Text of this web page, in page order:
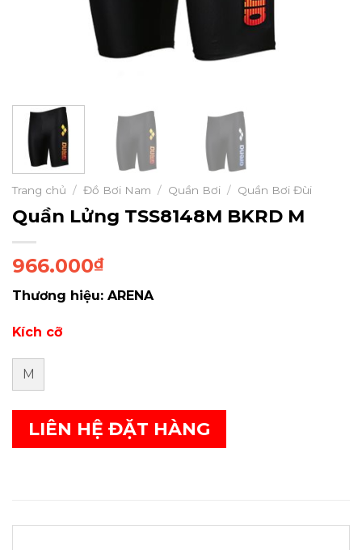
Trang chủ / Đồ Bơi Nam / Quần Bơi / Quần Bơi Đùi
Quần Lửng TSS8148M BKRD M
966.000₫
Thương hiệu: ARENA
Kích cỡ
M
LIÊN HỆ ĐẶT HÀNG